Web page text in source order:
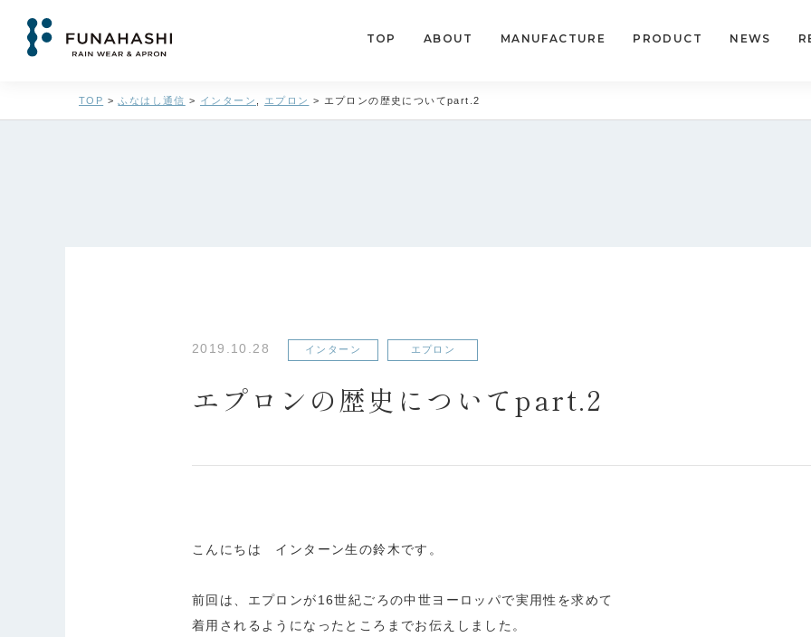
TOP ABOUT MANUFACTURE PRODUCT NEWS
TOP > ふなはし通信 > インターン エプロン > エプロンの歴史についてpart.2
2019.10.28 インターン エプロン
エプロンの歴史についてpart.2
こんにちは インターン生の鈴木です。
前回は、エプロンが16世紀ごろの中世ヨーロッパで実用性を求めて
着用されるようになったところまでお伝えしました。